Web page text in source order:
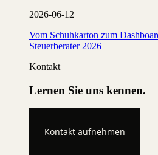
2026-06-12
Vom Schuhkarton zum
Steuerberater 2026
Kontakt
Lernen Sie uns kennen.
Kontakt aufnehmen